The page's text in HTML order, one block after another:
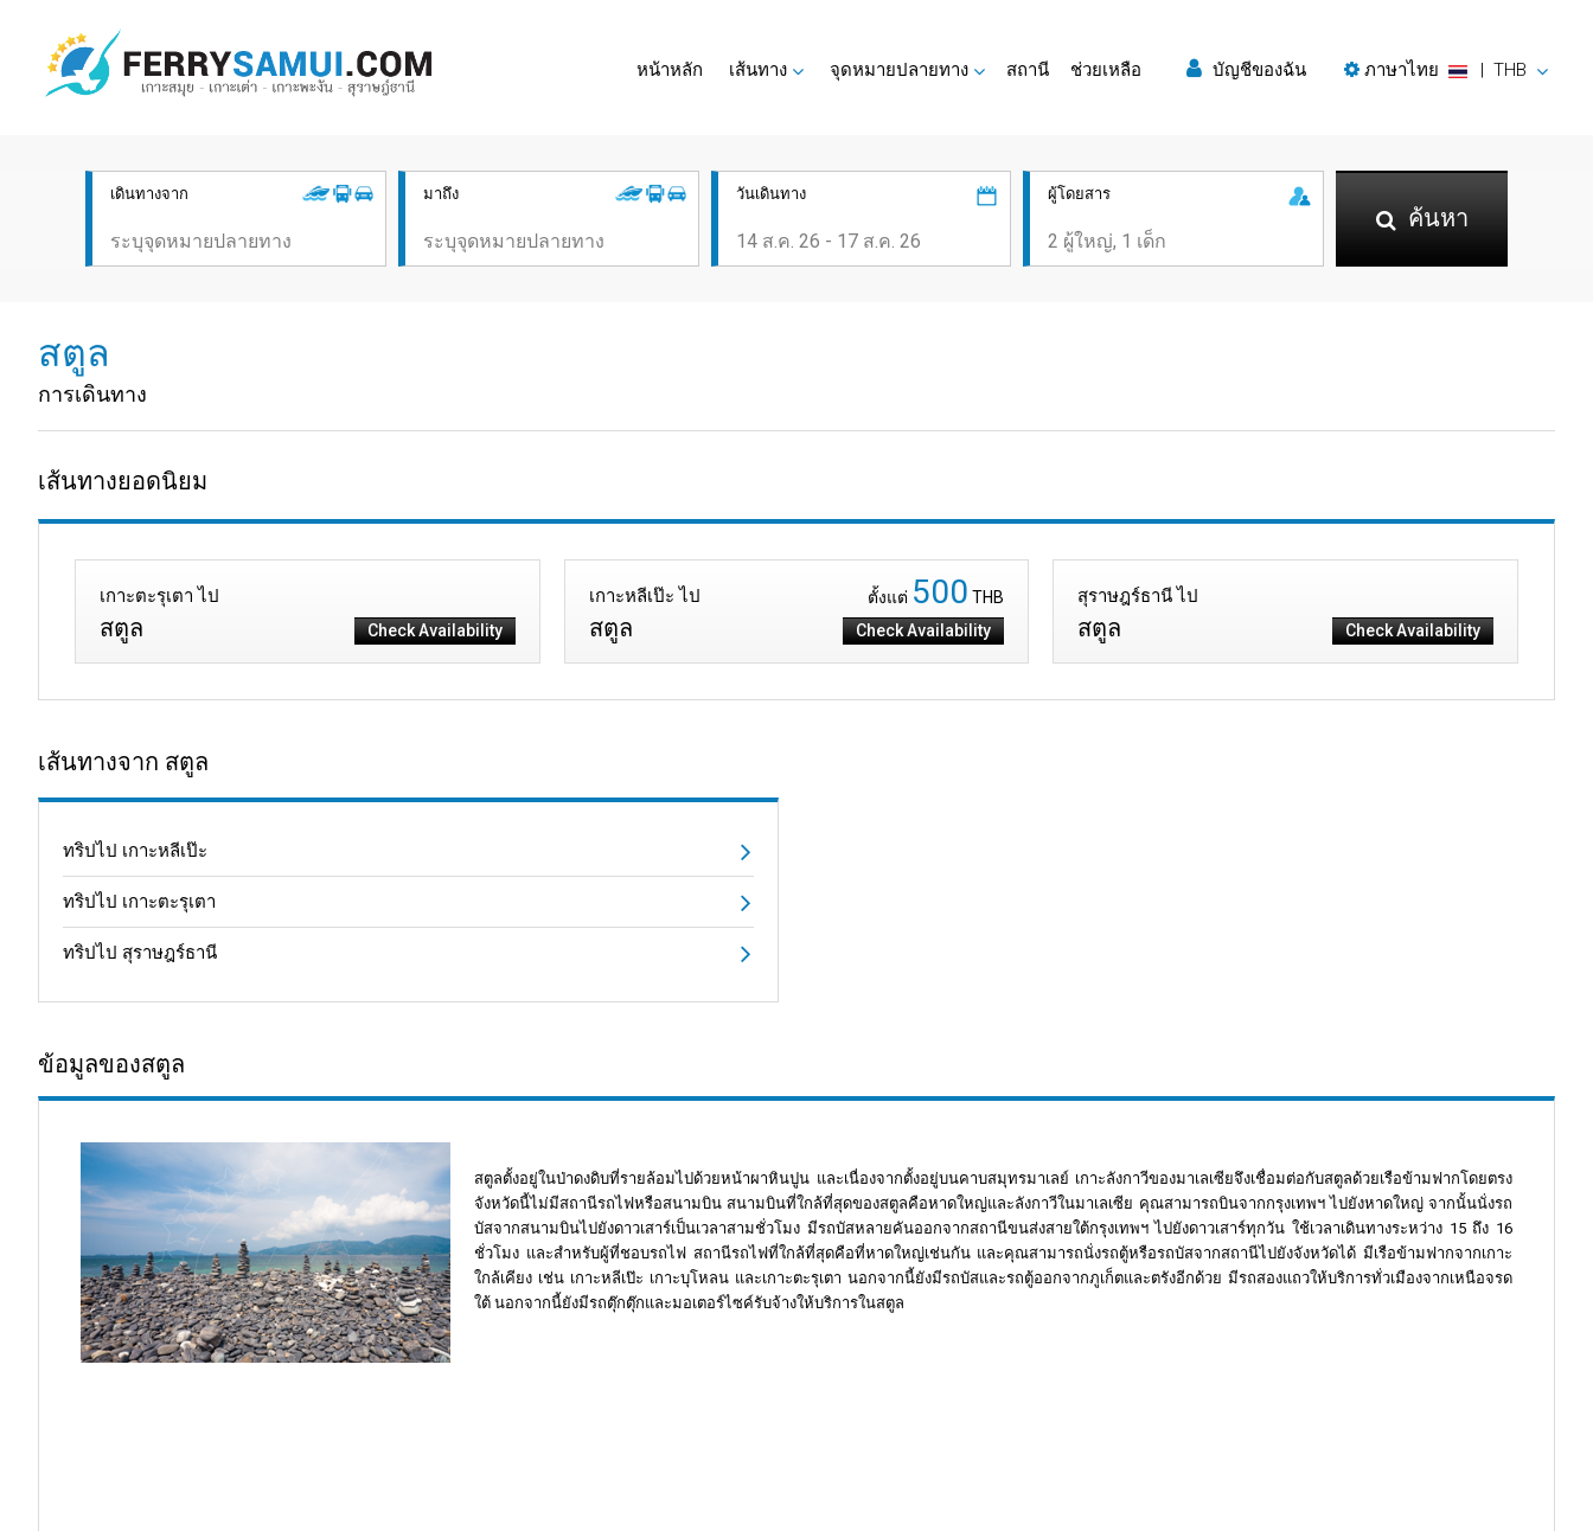
หน้าหลัก เส้นทาง จุดหมายปลายทาง สถานี ช่วยเหลือ บัญชีของฉัน ภาษาไทย | THB
เดินทางจาก มาถึง วันเดินทาง ผู้โดยสาร
ค้นหา
สตูล
การเดินทาง
เส้นทางยอดนิยม
เกาะตะรุเตา ไป
สตูล Check Availability
เกาะหลีเป๊ะ ไป
สตูล
ตั้งแต่ 500 THB
Check Availability
สุราษฎร์ธานี ไป
สตูล Check Availability
เส้นทางจาก สตูล
ทริปไป เกาะหลีเป๊ะ
ทริปไป เกาะตะรุเตา
ทริปไป สุราษฎร์ธานี
ข้อมูลของสตูล
สตูลตั้งอยู่ในป่าดงดิบที่รายล้อมไปด้วยหน้าผาหินปูน และเนื่องจากตั้งอยู่บนคาบสมุทรมาเลย์ เกาะลังกาวีของมาเลเซียจึงเชื่อมต่อกับสตูลด้วยเรือข้ามฟากโดยตรง
จังหวัดนี้ไม่มีสถานีรถไฟหรือสนามบิน สนามบินที่ใกล้ที่สุดของสตูลคือหาดใหญ่และลังกาวีในมาเลเซีย คุณสามารถบินจากกรุงเทพฯ ไปยังหาดใหญ่ จากนั้นนั่งรถ
บัสจากสนามบินไปยังดาวเสาร์เป็นเวลาสามชั่วโมง มีรถบัสหลายคันออกจากสถานีขนส่งสายใต้กรุงเทพฯ ไปยังดาวเสาร์ทุกวัน ใช้เวลาเดินทางระหว่าง 15 ถึง 16
ชั่วโมง และสำหรับผู้ที่ชอบรถไฟ สถานีรถไฟที่ใกล้ที่สุดคือที่หาดใหญ่เช่นกัน และคุณสามารถนั่งรถตู้หรือรถบัสจากสถานีไปยังจังหวัดได้ มีเรือข้ามฟากจากเกาะ
ใกล้เคียง เช่น เกาะหลีเป๊ะ เกาะบุโหลน และเกาะตะรุเตา นอกจากนี้ยังมีรถบัสและรถตู้ออกจากภูเก็ตและตรังอีกด้วย มีรถสองแถวให้บริการทั่วเมืองจากเหนือจรด
ใต้ นอกจากนี้ยังมีรถตุ๊กตุ๊กและมอเตอร์ไซค์รับจ้างให้บริการในสตูล